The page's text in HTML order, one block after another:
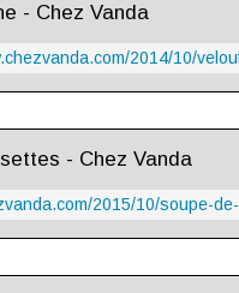
- Chez Vanda
2014/10/
- Chez Vanda
2015/10/soupe-